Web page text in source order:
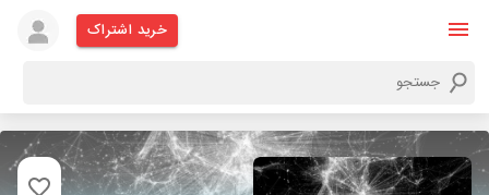
خرید اشتراک